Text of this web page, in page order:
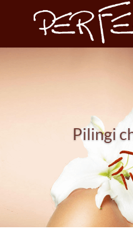
Pilingi